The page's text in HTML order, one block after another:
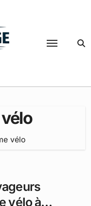
vélo
vélo à